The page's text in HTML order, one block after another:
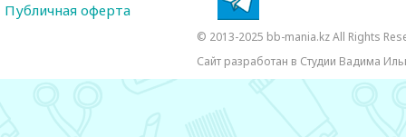
Публичная оферта
© 2013-2025 bb-mania.kz All Rights
Сайт разработан в Студии Вадима